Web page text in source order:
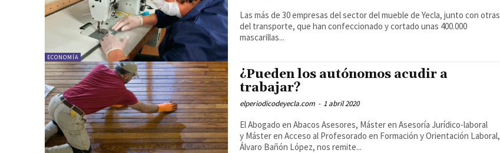
ECONOMÍA
Las más de 30 empresas del sector del mueble de Yecla, junto con otras
del transporte, que han confeccionado y cortado unas 400.000
mascarillas...
¿Pueden los autónomos acudir a
trabajar?
elperiodicodeyecla.com - 1 abril 2020
El Abogado en Abacos Asesores, Máster en Asesoría Jurídico-laboral
y Máster en Acceso al Profesorado en Formación y Orientación Laboral,
Álvaro Bañón López, nos remite...